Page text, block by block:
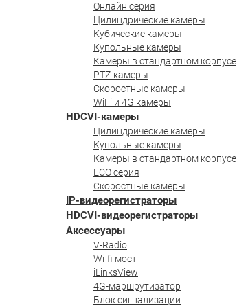
Онлайн серия
Цилиндрические камеры
Кубические камеры
Купольные камеры
Камеры в стандартном корпусе
PTZ-камеры
Скоростные камеры
WiFi и 4G камеры
HDCVI-камеры
Цилиндрические камеры
Купольные камеры
Камеры в стандартном корпусе
ECO серия
Скоростные камеры
IP-видеорегистраторы
HDCVI-видеорегистраторы
Аксессуары
V-Radio
Wi-fi мост
iLinksView
4G-маршрутизатор
Блок сигнализации